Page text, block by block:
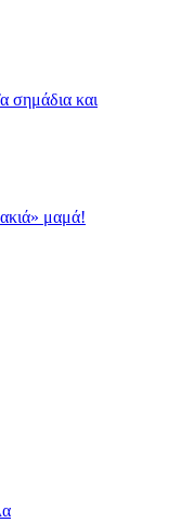
σημάδια και
μαμά!